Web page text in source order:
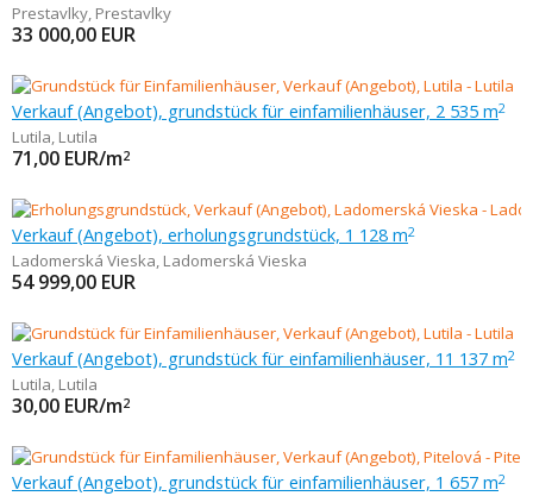
Prestavlky, Prestavlky
33 000,00 EUR
Verkauf (Angebot), grundstück für einfamilienhäuser, 2 535 m2
Lutila, Lutila
71,00 EUR/m2
Verkauf (Angebot), erholungsgrundstück, 1 128 m2
Ladomerská Vieska, Ladomerská Vieska
54 999,00 EUR
Verkauf (Angebot), grundstück für einfamilienhäuser, 11 137 m2
Lutila, Lutila
30,00 EUR/m2
Verkauf (Angebot), grundstück für einfamilienhäuser, 1 657 m2